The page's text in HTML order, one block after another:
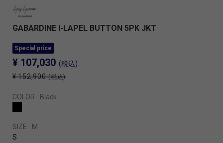
GABARDINE I-LAPEL BUTTON 5PK JKT
Special price
¥ 107,030 (税込)
¥ 152,900 (税込)
COLOR : Black
SIZE : M
S